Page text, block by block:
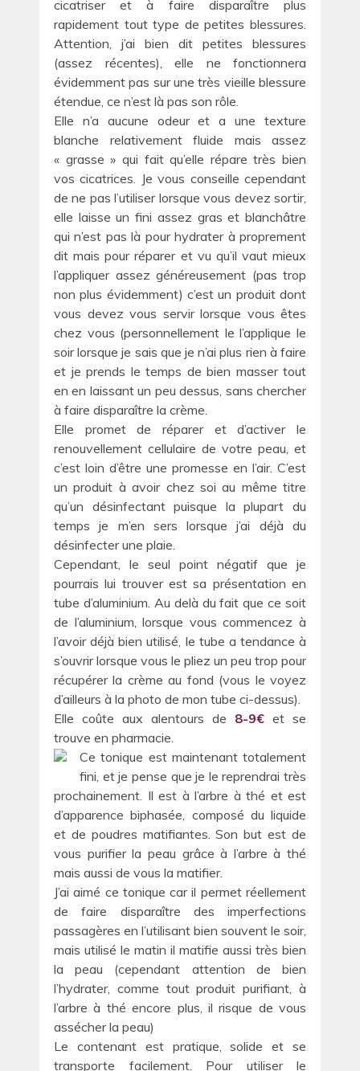
cicatriser et à faire disparaître plus
rapidement tout type de petites blessures.
Attention, j’ai bien dit petites blessures
(assez récentes), elle ne fonctionnera
évidemment pas sur une très vieille blessure
étendue, ce n’est là pas son rôle.
Elle n’a aucune odeur et a une texture
blanche relativement fluide mais assez
« grasse » qui fait qu’elle répare très bien
vos cicatrices. Je vous conseille cependant
de ne pas l’utiliser lorsque vous devez sortir,
elle laisse un fini assez gras et blanchâtre
qui n’est pas là pour hydrater à proprement
dit mais pour réparer et vu qu’il vaut mieux
l’appliquer assez généreusement (pas trop
non plus évidemment) c’est un produit dont
vous devez vous servir lorsque vous êtes
chez vous (personnellement le l’applique le
soir lorsque je sais que je n’ai plus rien à faire
et je prends le temps de bien masser tout
en en laissant un peu dessus, sans chercher
à faire disparaître la crème.
Elle promet de réparer et d’activer le
renouvellement cellulaire de votre peau, et
c’est loin d’être une promesse en l’air. C’est
un produit à avoir chez soi au même titre
qu’un désinfectant puisque la plupart du
temps je m’en sers lorsque j’ai déjà du
désinfecter une plaie.
Cependant, le seul point négatif que je
pourrais lui trouver est sa présentation en
tube d’aluminium. Au delà du fait que ce soit
de l’aluminium, lorsque vous commencez à
l’avoir déjà bien utilisé, le tube a tendance à
s’ouvrir lorsque vous le pliez un peu trop pour
récupérer la crème au fond (vous le voyez
d’ailleurs à la photo de mon tube ci-dessus).
Elle coûte aux alentours de 8-9€ et se
trouve en pharmacie.
Ce tonique est maintenant totalement
fini, et je pense que je le reprendrai très
prochainement. Il est à l’arbre à thé et est
d’apparence biphasée, composé du liquide
et de poudres matifiantes. Son but est de
vous purifier la peau grâce à l’arbre à thé
mais aussi de vous la matifier.
J’ai aimé ce tonique car il permet réellement
de faire disparaître des imperfections
passagères en l’utilisant bien souvent le soir,
mais utilisé le matin il matifie aussi très bien
la peau (cependant attention de bien
l’hydrater, comme tout produit purifiant, à
l’arbre à thé encore plus, il risque de vous
assécher la peau)
Le contenant est pratique, solide et se
transporte facilement. Pour utiliser le